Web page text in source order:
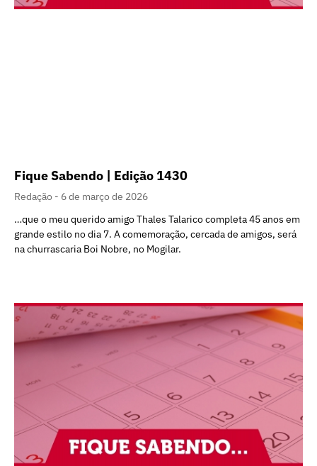
Fique Sabendo | Edição 1430
Redação
6 de março de 2026
…que o meu querido amigo Thales Talarico completa 45 anos em
grande estilo no dia 7. A comemoração, cercada de amigos, será
na churrascaria Boi Nobre, no Mogilar.